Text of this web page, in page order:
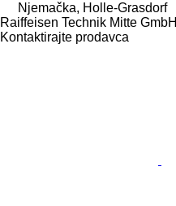
Njemačka, Holle-Grasdorf
Raiffeisen Technik Mitte GmbH
Kontaktirajte prodavca